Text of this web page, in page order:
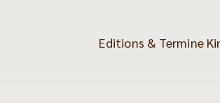
Editions & Termine